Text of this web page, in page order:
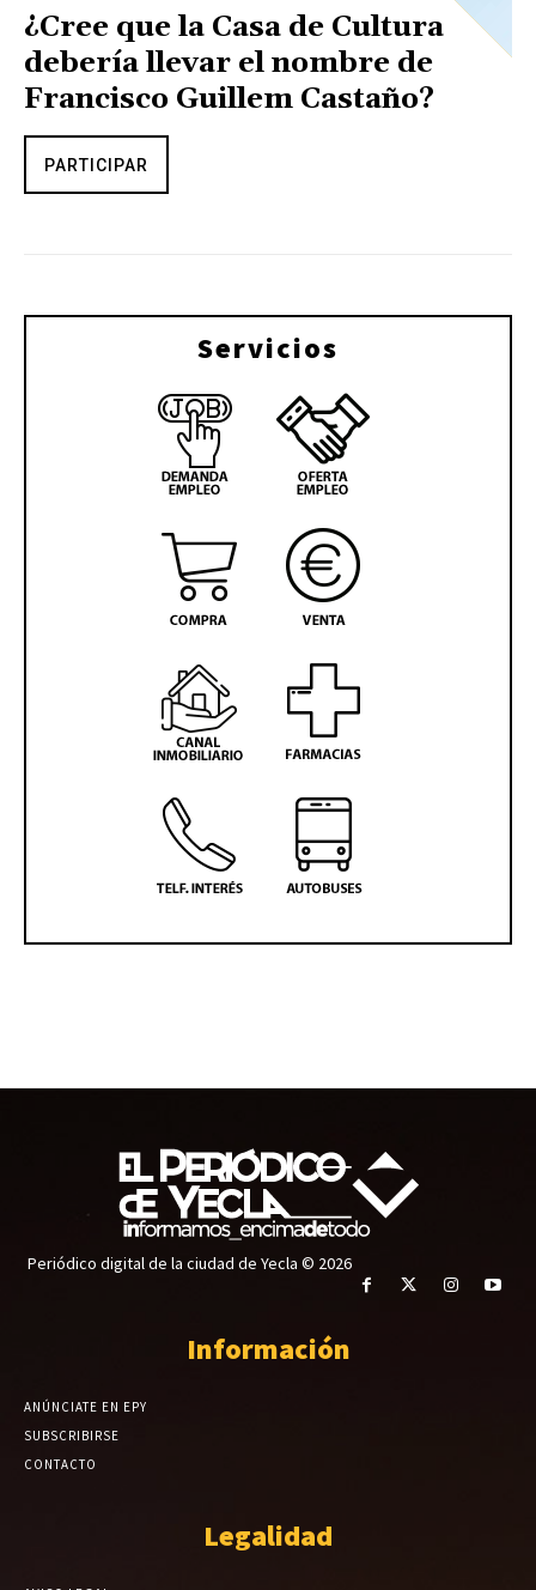
¿Cree que la Casa de Cultura
debería llevar el nombre de
Francisco Guillem Castaño?
PARTICIPAR
Servicios
Periódico digital de la ciudad de Yecla © 2026
Información
ANÚNCIATE EN EPY
SUBSCRIBIRSE
CONTACTO
Legalidad